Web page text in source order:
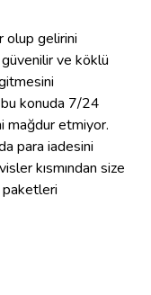
olup gelirini
ve köklü
konuda 7/24
mağdur etmiyor.
para iadesini
kısmından size
paketleri